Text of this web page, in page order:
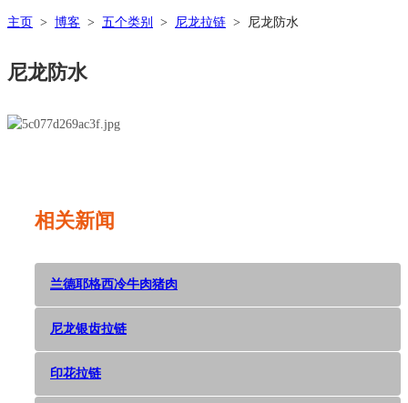
主页 > 博客 > 五个类别 > 尼龙拉链 > 尼龙防水
尼龙防水
相关新闻
兰德耶格西冷牛肉猪肉
尼龙银齿拉链
印花拉链